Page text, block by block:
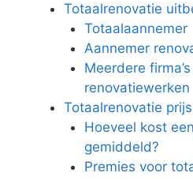
Totaalrenovatie
Totaalaannemer
Aannemer
Meerdere
renovatiewerken
Totaalrenovatie prijs
Hoeveel kost
gemiddeld?
Premies voor